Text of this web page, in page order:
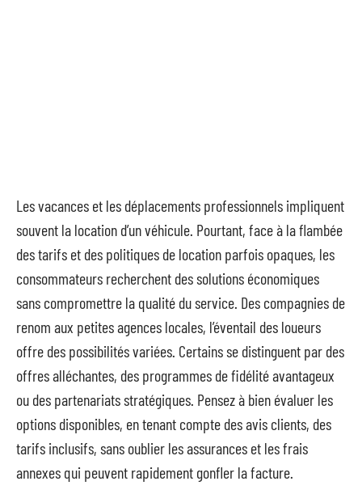
Les vacances et les déplacements professionnels impliquent
souvent la location d’un véhicule. Pourtant, face à la flambée
des tarifs et des politiques de location parfois opaques, les
consommateurs recherchent des solutions économiques
sans compromettre la qualité du service. Des compagnies de
renom aux petites agences locales, l’éventail des loueurs
offre des possibilités variées. Certains se distinguent par des
offres alléchantes, des programmes de fidélité avantageux
ou des partenariats stratégiques. Pensez à bien évaluer les
options disponibles, en tenant compte des avis clients, des
tarifs inclusifs, sans oublier les assurances et les frais
annexes qui peuvent rapidement gonfler la facture.